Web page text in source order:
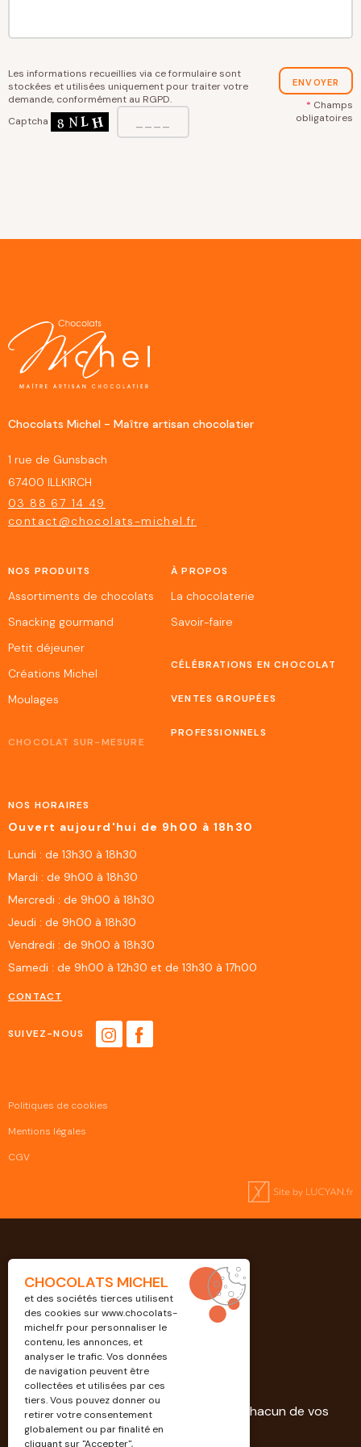
Les informations recueillies via ce formulaire sont
stockées et utilisées uniquement pour traiter votre
demande, conformément au RGPD.
Captcha
ENVOYER
* Champs
obligatoires
Professionnels
Découvrez nos solutions dédiées à chacun de vos
projets.
Chocolats Michel - Maître artisan chocolatier
1 rue de Gunsbach
67400 ILLKIRCH
03 88 67 14 49
contact@chocolats-michel.fr
NOS PRODUITS
Assortiments de chocolats
Snacking gourmand
Petit déjeuner
Créations Michel
Moulages
CHOCOLAT SUR-MESURE
À PROPOS
La chocolaterie
Savoir-faire
CÉLÉBRATIONS EN CHOCOLAT
VENTES GROUPÉES
PROFESSIONNELS
NOS HORAIRES
Ouvert aujourd'hui de 9h00 à 18h30
Lundi : de 13h30 à 18h30
Mardi : de 9h00 à 18h30
Mercredi : de 9h00 à 18h30
Jeudi : de 9h00 à 18h30
Vendredi : de 9h00 à 18h30
Samedi : de 9h00 à 12h30 et de 13h30 à 17h00
CONTACT
SUIVEZ-NOUS
Politiques de cookies
Mentions légales
CGV
CHOCOLATS MICHEL
et des sociétés tierces utilisent
des cookies surwww.chocolats-
michel.frpour personnaliser le
contenu, les annonces, et
analyser le trafic. Vos données
de navigation peuvent être
collectées et utilisées par ces
tiers. Vous pouvez donner ou
retirer votre consentement
globalement ou par finalité en
cliquant sur "Accepter",